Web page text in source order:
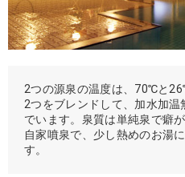
2つの源泉の温度は、70℃と
2つをブレンドして、加水加
でいます。泉質は単純泉で癖
自家噴泉で、少し熱めのお湯
す。